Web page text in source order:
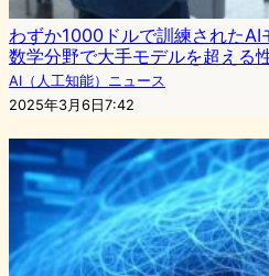
わずか1000ドルで訓練されたAI
数学分野で大手モデルを超える
AI（人工知能）ニュース
2025年3月6日7:42